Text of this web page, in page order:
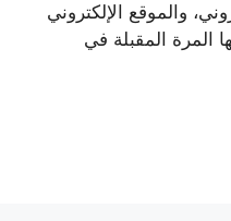
والموقع الإلكتروني
المرة المقبلة في